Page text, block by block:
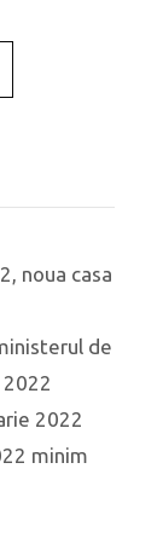
, noua casa
de
2022
2022
minim